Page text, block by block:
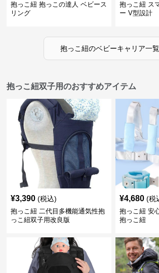
抱っこ紐 抱っこの達人 ベビース
リング
抱っこ紐 ス
ー V型設計
抱っこ紐のベビーキャリア一
抱っこ紐双子用のおすすめアイテム
¥3,390 (税込)
抱っこ紐 二代目多機能通気性抱
っこ紐双子用改良版
¥4,680 (税
抱っこ紐 安
抱っこ紐